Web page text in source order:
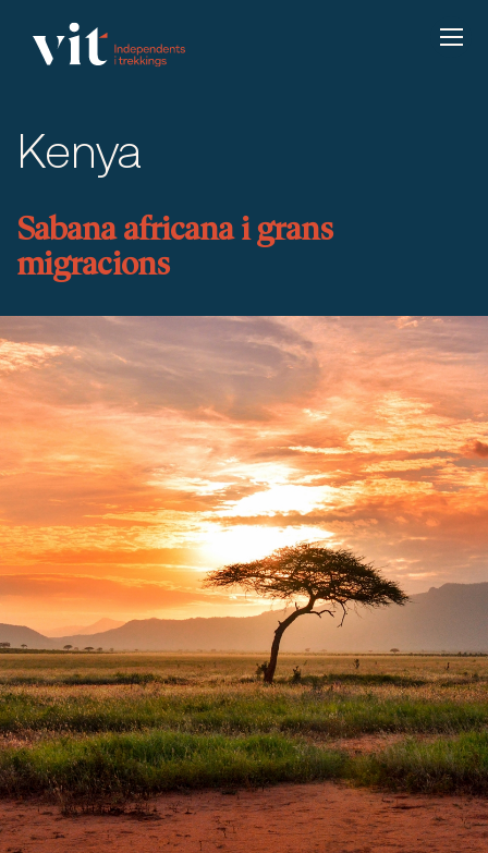
Kenya
Sabana africana i grans
migracions